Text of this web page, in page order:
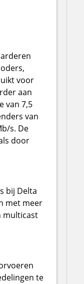
voor
aan
van 7,5
van
s. De
door
bij Delta
met meer
multicast
te